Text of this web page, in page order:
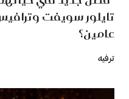
تايلور سويفت
عامين؟
ترفيه